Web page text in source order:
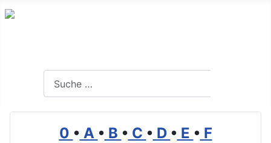
0 • A • B • C • D • E • F